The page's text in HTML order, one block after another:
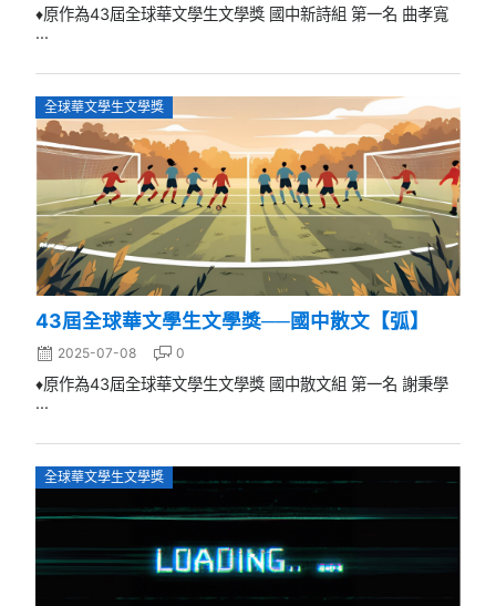
♦原作為43屆全球華文學生文學獎 國中新詩組 第一名 曲孝寬
...
全球華文學生文學獎
43屆全球華文學生文學獎──國中散文【弧】
2025-07-08 0
♦原作為43屆全球華文學生文學獎 國中散文組 第一名 謝秉學
...
全球華文學生文學獎